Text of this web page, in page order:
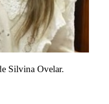
Silvina Ovelar.